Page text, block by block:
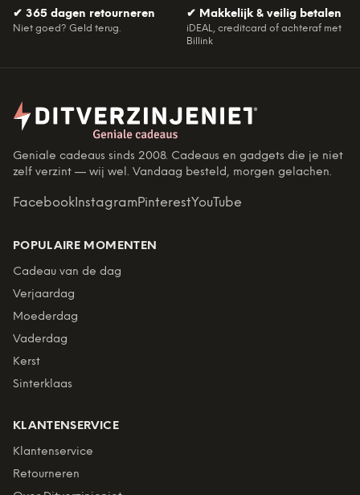
✔ 365 dagen retourneren
Niet goed? Geld terug.
✔ Makkelijk & veilig betalen
iDEAL, creditcard of achteraf met
Billink
Geniale cadeaus sinds 2008. Cadeaus en gadgets die je niet
zelf verzint — wij wel. Vandaag besteld, morgen gelachen.
Facebook InstagramPinterestYouTube
POPULAIRE MOMENTEN
Cadeau van de dag
Verjaardag
Moederdag
Vaderdag
Kerst
Sinterklaas
KLANTENSERVICE
Klantenservice
Retourneren